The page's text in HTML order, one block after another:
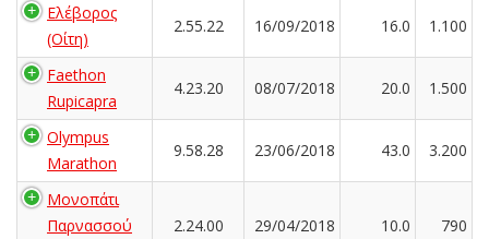
Ελέβορος
(Οίτη)
2.55.22 16/09/2018 16.0 1.100
Faethon
Rupicapra
4.23.20 08/07/2018 20.0 1.500
Olympus
Marathon
9.58.28 23/06/2018 43.0 3.200
Μονοπάτι
Παρνασσού
2.24.00 29/04/2018 10.0 790